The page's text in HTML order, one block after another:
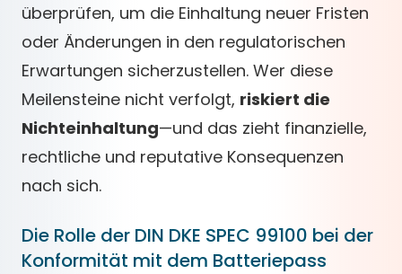
überprüfen, um die Einhaltung neuer Fristen
oder Änderungen in den regulatorischen
Erwartungen sicherzustellen. Wer diese
Meilensteine nicht verfolgt, riskiert die
Nichteinhaltung—und das zieht finanzielle,
rechtliche und reputative Konsequenzen
nach sich.
Die Rolle der DIN DKE SPEC 99100 bei der
Konformität mit dem Batteriepass